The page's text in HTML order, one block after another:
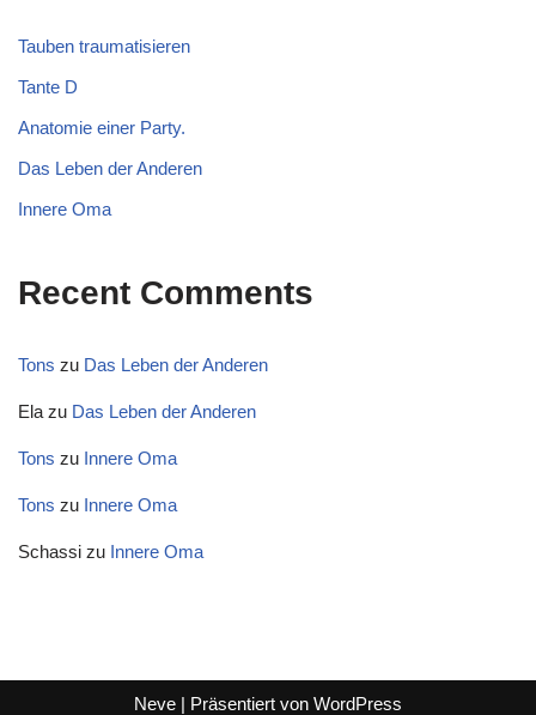
Tauben traumatisieren
Tante D
Anatomie einer Party.
Das Leben der Anderen
Innere Oma
Recent Comments
Tons zu Das Leben der Anderen
Ela zu Das Leben der Anderen
Tons zu Innere Oma
Tons zu Innere Oma
Schassi zu Innere Oma
Neve | Präsentiert von WordPress